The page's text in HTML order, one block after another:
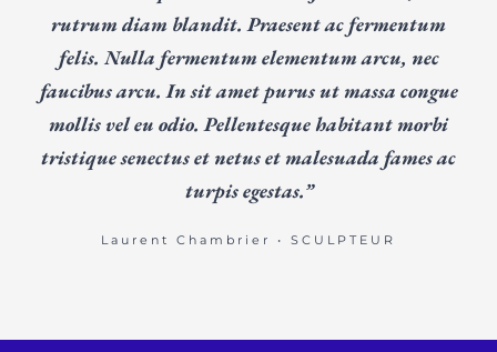
rutrum diam blandit. Praesent ac fermentum
felis. Nulla fermentum elementum arcu, nec
faucibus arcu. In sit amet purus ut massa congue
mollis vel eu odio. Pellentesque habitant morbi
tristique senectus et netus et malesuada fames ac
turpis egestas.”
Laurent Chambrier • SCULPTEUR